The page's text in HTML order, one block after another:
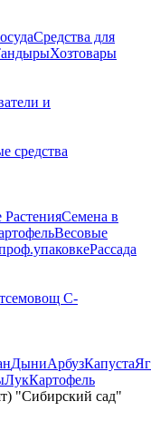
Средства для
Хозтовары
и
средства
Семена в
Весовые
Рассада
С-
ДыниАрбузКапуста
ЛукКартофель
"Сибирский сад"